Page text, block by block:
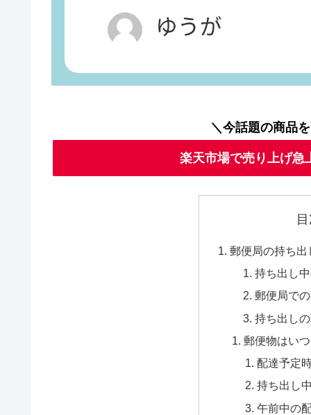
＼今話題の商品
楽天市場で売り上げ急
郵便局の持ち
持ち出し
郵便局で
持ち出し
郵便物はい
配達予定
持ち出し
午前中の